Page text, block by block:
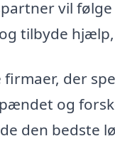
vil
tilbyde
der
og
den bedste